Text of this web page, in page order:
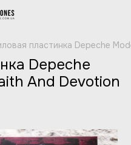
пластинка Depeche
Depeche
And Devotion